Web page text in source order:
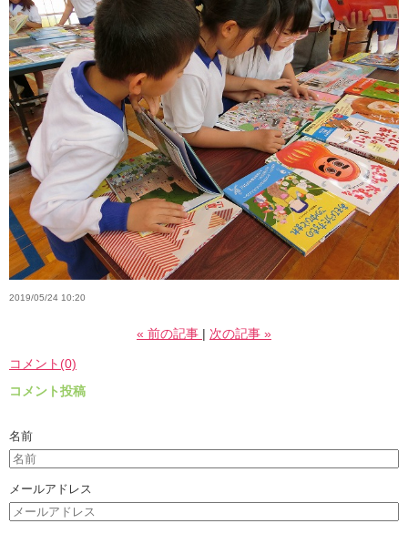
2019/05/24 10:20
« 前の記事 次の記事 »
コメント(0)
コメント投稿
名前
メールアドレス